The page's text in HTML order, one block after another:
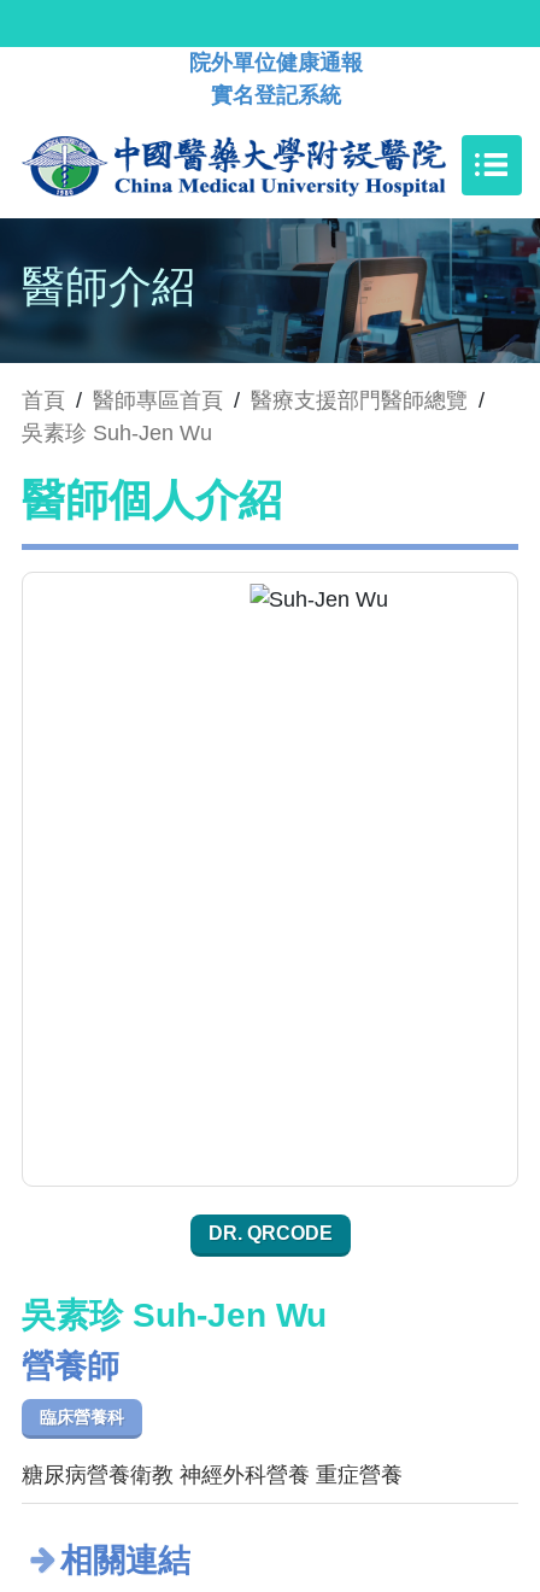
院外單位健康通報
實名登記系統
醫師介紹
首頁 / 醫師專區首頁 / 醫療支援部門醫師總覽 /
吳素珍 Suh-Jen Wu
醫師個人介紹
DR. QRCODE
吳素珍 Suh-Jen Wu
營養師
臨床營養科
糖尿病營養衛教 神經外科營養 重症營養
相關連結